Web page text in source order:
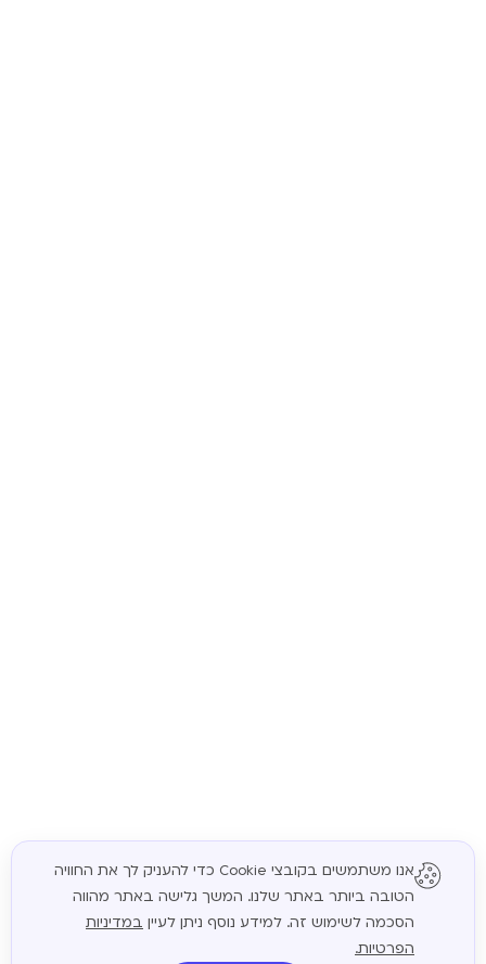
המשך
אנו משתמשים בקובצי Cookie כדי להעניק לך את החוויה
הטובה ביותר באתר שלנו. המשך גלישה באתר מהווה
הסכמה לשימוש זה. למידע נוסף ניתן לעיין במדיניות
הפרטיות.